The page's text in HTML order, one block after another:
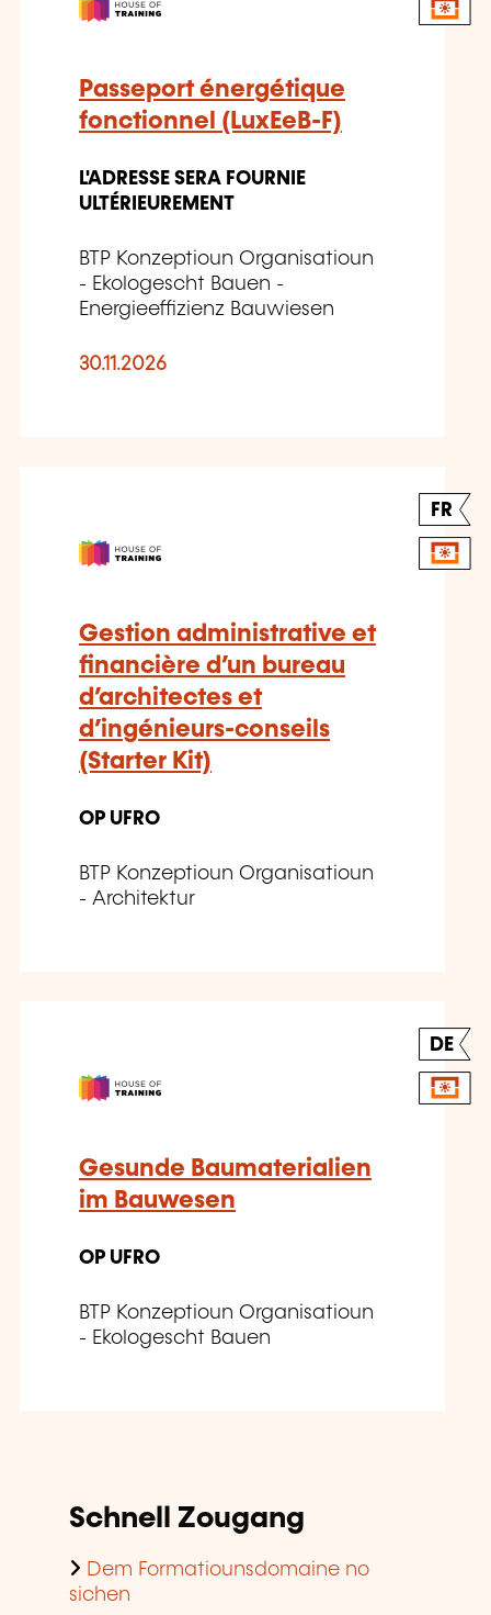
Passeport énergétique
fonctionnel (LuxEeB-F)
L'ADRESSE SERA FOURNIE
ULTÉRIEUREMENT
BTP Konzeptioun Organisatioun
- Ekologescht Bauen -
Energieeffizienz Bauwiesen
30.11.2026
FR
Gestion administrative et
financière d’un bureau
d’architectes et
d’ingénieurs-conseils
(Starter Kit)
OP UFRO
BTP Konzeptioun Organisatioun
- Architektur
DE
Gesunde Baumaterialien
im Bauwesen
OP UFRO
BTP Konzeptioun Organisatioun
- Ekologescht Bauen
Schnell Zougang
Dem Formatiounsdomaine no
sichen